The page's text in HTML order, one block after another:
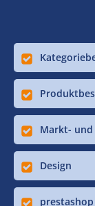
Markt- und
Design
prestashop